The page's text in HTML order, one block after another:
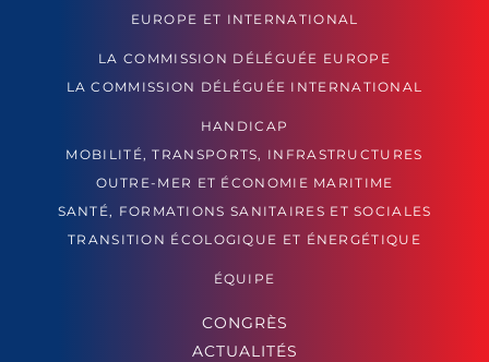
EUROPE ET INTERNATIONAL
LA COMMISSION DÉLÉGUÉE EUROPE
LA COMMISSION DÉLÉGUÉE INTERNATIONAL
HANDICAP
MOBILITÉ, TRANSPORTS, INFRASTRUCTURES
OUTRE-MER ET ÉCONOMIE MARITIME
SANTÉ, FORMATIONS SANITAIRES ET SOCIALES
TRANSITION ÉCOLOGIQUE ET ÉNERGÉTIQUE
ÉQUIPE
CONGRÈS
ACTUALITÉS